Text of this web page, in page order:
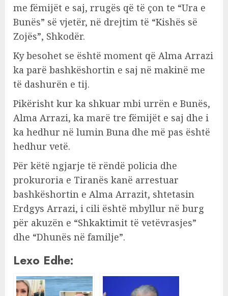
me fëmijët e saj, rrugës që të çon te “Ura e
Bunës” së vjetër, në drejtim të “Kishës së
Zojës”, Shkodër.
Ky besohet se është moment që Alma Arrazi
ka parë bashkëshortin e saj në makinë me
të dashurën e tij.
Pikërisht kur ka shkuar mbi urrën e Bunës,
Alma Arrazi, ka marë tre fëmijët e saj dhe i
ka hedhur në lumin Buna dhe më pas është
hedhur vetë.
Për këtë ngjarje të rëndë policia dhe
prokuroria e Tiranës kanë arrestuar
bashkëshortin e Alma Arrazit, shtetasin
Erdgys Arrazi, i cili është mbyllur në burg
për akuzën e “Shkaktimit të vetëvrasjes”
dhe “Dhunës në familje”.
Lexo Edhe: